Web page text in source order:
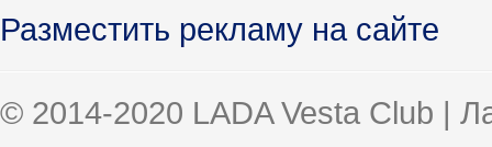
Разместить рекламу на сайте
© 2014-2020 LADA Vesta Club |